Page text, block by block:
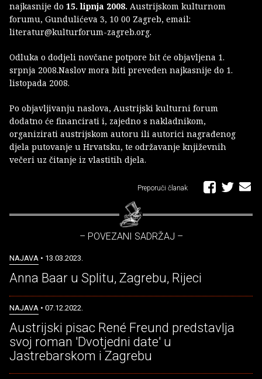
najkasnije do 15. lipnja 2008. Austrijskom kulturnom
forumu, Gundulićeva 3, 10 00 Zagreb, email:
literatur@kulturforum-zagreb.org.
Odluka o dodjeli novčane potpore bit će objavljena 1.
srpnja 2008.Naslov mora biti preveden najkasnije do 1.
listopada 2008.
Po objavljivanju naslova, Austrijski kulturni forum
dodatno će financirati i, zajedno s nakladnikom,
organizirati austrijskom autoru ili autorici nagrađenog
djela putovanje u Hrvatsku, te održavanje književnih
večeri uz čitanje iz vlastitih djela.
Preporuči članak
– POVEZANI SADRŽAJ –
NAJAVA • 13.03.2023.
Anna Baar u Splitu, Zagrebu, Rijeci
NAJAVA • 07.12.2022.
Austrijski pisac René Freund predstavlja
svoj roman 'Dvotjedni date' u
Jastrebarskom i Zagrebu